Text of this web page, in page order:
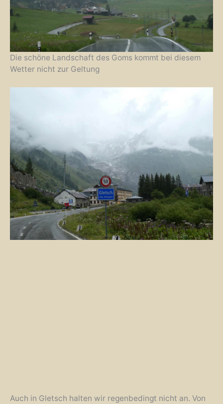
Die schöne Landschaft des Goms kommt bei diesem
Wetter nicht zur Geltung
Auch in Gletsch halten wir regenbedingt nicht an. Von